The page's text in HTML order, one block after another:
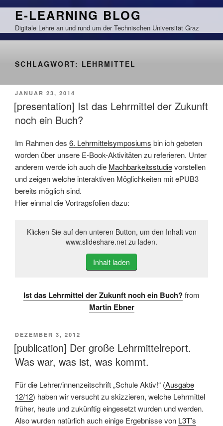
Zum
springen
E-LEARNING BLOG
Digitale Lehre an und rund um der Technischen Universität Graz
SCHLAGWORT: LEHRMITTEL
VERÖFFENTLICHT
AM
JANUAR 23, 2014
[presentation] Ist das Lehrmittel der Zukunft
noch ein Buch?
Im Rahmen des 6. Lehrmittelsymposiums bin ich gebeten
worden über unsere E-Book-Aktivitäten zu referieren. Unter
anderem werde ich auch die Machbarkeitsstudievorstellen
und zeigen welche interaktiven Möglichkeiten mit ePUB3
bereits möglich sind.
Hier einmal die Vortragsfolien dazu:
Klicken Sie auf den unteren Button, um den Inhalt von
www.slideshare.net zu laden.
Inhalt laden
Ist das Lehrmittel der Zukunft noch ein Buch?from
Martin Ebner
VERÖFFENTLICHT
AM
DEZEMBER 3, 2012
[publication] Der große Lehrmittelreport.
Was war, was ist, was kommt.
Für die Lehrer/innenzeitschrift „Schule Aktiv!“ (Ausgabe
12/12) haben wir versucht zu skizzieren, welche Lehrmittel
früher, heute und zukünftig eingesetzt wurden und werden.
Also wurden natürlich auch einige Ergebnisse von L3T’s